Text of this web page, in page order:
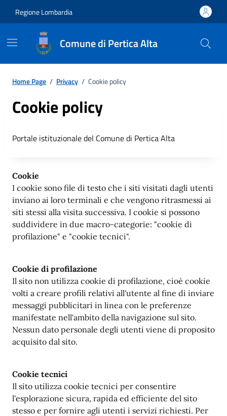
Regione Lombardia
Comune di Pertica Alta
Home Page / Privacy / Cookie policy
Cookie policy
Portale istituzionale del Comune di Pertica Alta
Cookie
I cookie sono file di testo che i siti visitati dagli utenti
inviano ai loro terminali e che vengono ritrasmessi ai
siti stessi alla visita successiva. I cookie si possono
suddividere in due macro-categorie: "cookie di
profilazione" e "cookie tecnici".
Cookie di profilazione
Il sito non utilizza cookie di profilazione, cioè cookie
volti a creare profili relativi all'utente al fine di inviare
messaggi pubblicitari in linea con le preferenze
manifestate nell'ambito della navigazione sul sito.
Nessun dato personale degli utenti viene di proposito
acquisito dal sito.
Cookie tecnici
Il sito utilizza cookie tecnici per consentire
l'esplorazione sicura, rapida ed efficiente del sito
stesso e per fornire agli utenti i servizi richiesti. Per